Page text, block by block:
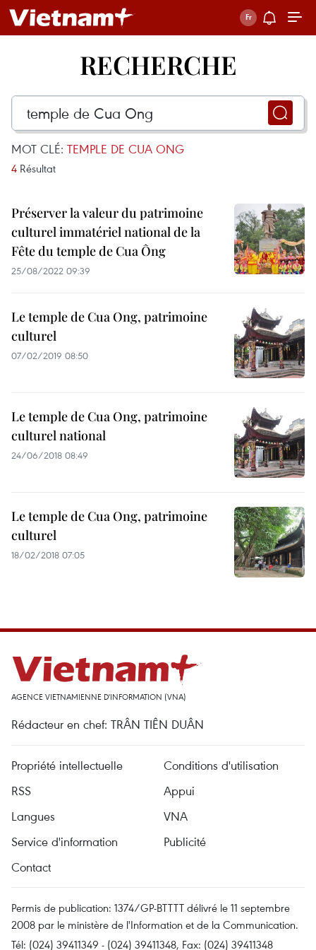
RECHERCHE
MOT CLÉ: TEMPLE DE CUA ONG
4 Résultat
Préserver la valeur du patrimoine
culturel immatériel national de la
Fête du temple de Cua Ông
25/08/2022 09:39
Le temple de Cua Ong, patrimoine
culturel
07/02/2019 08:50
Le temple de Cua Ong, patrimoine
culturel national
24/06/2018 08:49
Le temple de Cua Ong, patrimoine
culturel
18/02/2018 07:05
AGENCE VIETNAMIENNE D'INFORMATION (VNA)
Rédacteur en chef: TRÂN TIÊN DUÂN
Propriété intellectuelle
Conditions d'utilisation
RSS
Appui
Langues
VNA
Service d'information
Publicité
Contact
Permis de publication: 1374/GP-BTTTT délivré le 11 septembre
2008 par le ministère de l'Information et de la Communication.
Tél: (024) 39411349 - (024) 39411348, Fax: (024) 39411348